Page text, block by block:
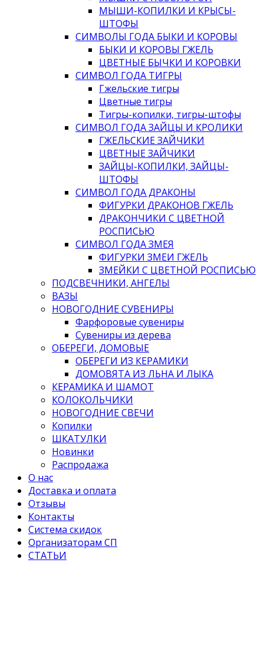
МЫШИ-КОПИЛКИ И КРЫСЫ-
ШТОФЫ
СИМВОЛЫ ГОДА БЫКИ И КОРОВЫ
БЫКИ И КОРОВЫ ГЖЕЛЬ
ЦВЕТНЫЕ БЫЧКИ И КОРОВКИ
СИМВОЛ ГОДА ТИГРЫ
Гжельские тигры
Цветные тигры
Тигры-копилки, тигры-штофы
СИМВОЛ ГОДА ЗАЙЦЫ И КРОЛИКИ
ГЖЕЛЬСКИЕ ЗАЙЧИКИ
ЦВЕТНЫЕ ЗАЙЧИКИ
ЗАЙЦЫ-КОПИЛКИ, ЗАЙЦЫ-
ШТОФЫ
СИМВОЛ ГОДА ДРАКОНЫ
ФИГУРКИ ДРАКОНОВ ГЖЕЛЬ
ДРАКОНЧИКИ С ЦВЕТНОЙ
РОСПИСЬЮ
СИМВОЛ ГОДА ЗМЕЯ
ФИГУРКИ ЗМЕИ ГЖЕЛЬ
ЗМЕЙКИ С ЦВЕТНОЙ РОСПИСЬЮ
ПОДСВЕЧНИКИ, АНГЕЛЫ
ВАЗЫ
НОВОГОДНИЕ СУВЕНИРЫ
Фарфоровые сувениры
Сувениры из дерева
ОБЕРЕГИ, ДОМОВЫЕ
ОБЕРЕГИ ИЗ КЕРАМИКИ
ДОМОВЯТА ИЗ ЛЬНА И ЛЫКА
КЕРАМИКА И ШАМОТ
КОЛОКОЛЬЧИКИ
НОВОГОДНИЕ СВЕЧИ
Копилки
ШКАТУЛКИ
Новинки
Распродажа
О нас
Доставка и оплата
Отзывы
Контакты
Система скидок
Организаторам СП
СТАТЬИ